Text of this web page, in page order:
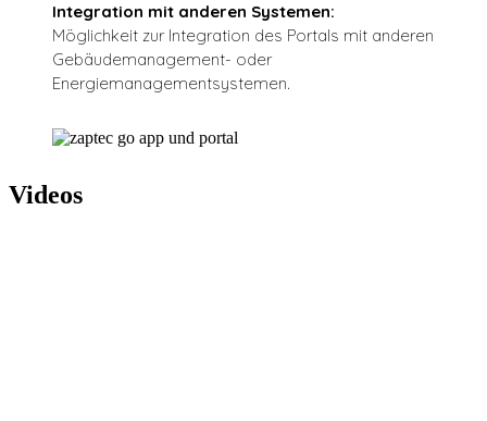
Integration mit anderen Systemen:
Möglichkeit zur Integration des Portals mit anderen
Gebäudemanagement- oder
Energiemanagementsystemen.
Videos